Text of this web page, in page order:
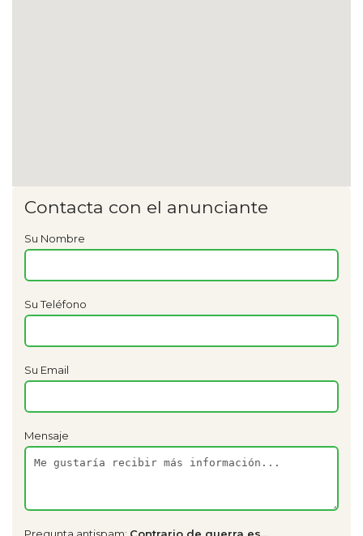
Contacta con el anunciante
Su Nombre
Su Teléfono
Su Email
Mensaje